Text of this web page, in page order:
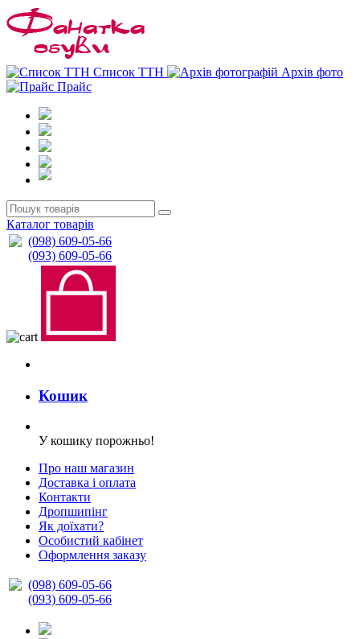
Список ТТН
Архів фото
Прайс
Каталог товарів
(098) 609-05-66
(093) 609-05-66
Кошик
У кошику порожньо!
Про наш магазин
Доставка і оплата
Контакти
Дропшипінг
Як доїхати?
Особистий кабінет
Оформлення заказу
(098) 609-05-66
(093) 609-05-66